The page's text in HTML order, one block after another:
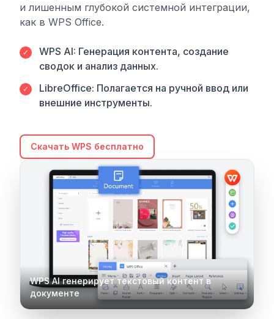
и лишенным глубокой системной интеграции,
как в WPS Office.
✓
WPS AI: Генерация контента, создание
сводок и анализ данных.
✓
LibreOffice: Полагается на ручной ввод или
внешние инструменты.
Скачать WPS бесплатно
WPS AI генерирует текстовый контент в
документе